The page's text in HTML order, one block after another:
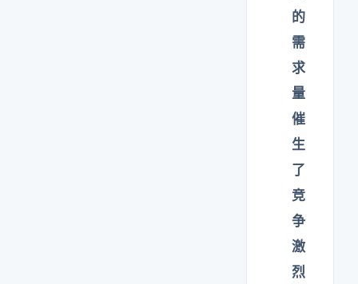
的
需
求
量
催
生
了
竞
争
激
烈